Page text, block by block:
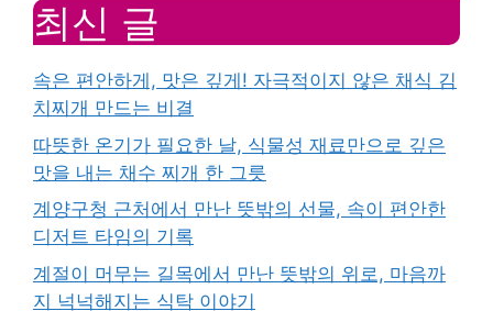
최신 글
속은 편안하게, 맛은 깊게! 자극적이지 않은 채식 김
치찌개 만드는 비결
따뜻한 온기가 필요한 날, 식물성 재료만으로 깊은
맛을 내는 채수 찌개 한 그릇
계양구청 근처에서 만난 뜻밖의 선물, 속이 편안한
디저트 타임의 기록
계절이 머무는 길목에서 만난 뜻밖의 위로, 마음까
지 넉넉해지는 식탁 이야기